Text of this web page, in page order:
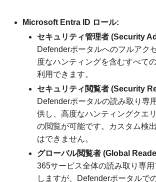
Microsoft Entra ID ロール:
セキュリティ管理者 (Security
Defenderポータルへのフルアク
度なハンティングを含むすべて
利用できます。
セキュリティ閲覧者 (Security
Defenderポータルの読み取り専
供し、高度なハンティングクエ
の閲覧が可能です。カスタム検
はできません。
グローバル閲覧者 (Global
365サービス全体の読み取り専
しますが、Defenderポータルで